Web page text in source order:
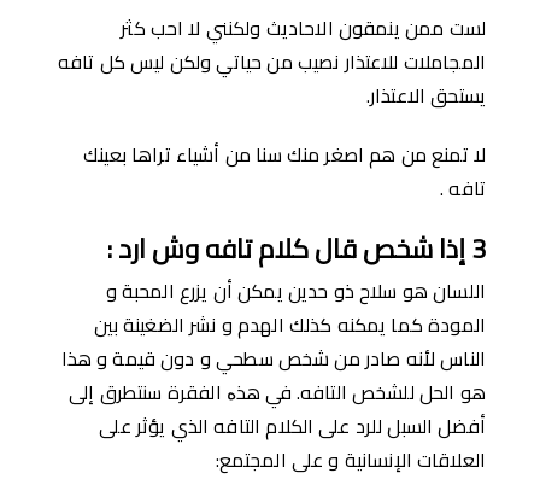
لست ممن ينمقون الاحاديث ولكنني لا احب كثر
المجاملات للاعتذار نصيب من حياتي ولكن ليس كل تافه
يستحق الاعتذار.
لا تمنع من هم اصغر منك سنا من أشياء تراها بعينك
تافه .
3إذا شخص قال كلام تافه وش ارد:
اللسان هو سلاح ذو حدين يمكن أن يزرع المحبة و
المودة كما يمكنه كذلك الهدم و نشر الضغينة بين
الناس ﻷنه صادر من شخص سطحي و دون قيمة و هذا
هو الحل للشخص التافه. في هذە الفقرة سنتطرق إلى
أفضل السبل للرد على الكلام التافه الذي يؤثر على
العلاقات اﻹنسانية و على المجتمع: